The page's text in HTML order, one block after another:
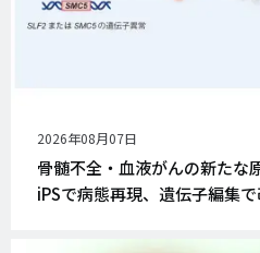
公
開
日
2026年08月07日
骨髄不全・血液がんの新た
iPSで病態再現、遺伝子編集